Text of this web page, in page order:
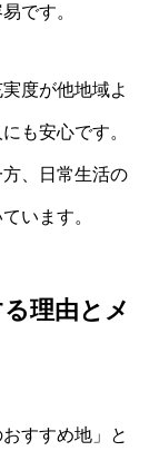
です。
度が他地域よ
も安心です。
、日常生活の
います。
理由とメ
すすめ地」と